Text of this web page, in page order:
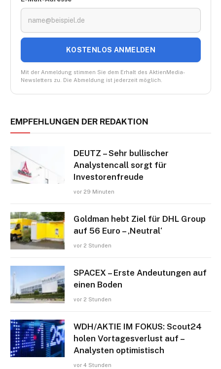
KOSTENLOS ANMELDEN
Mit der Anmeldung stimmen Sie dem Erhalt des AktienMedia-
Newsletters zu. Die Abmeldung ist jederzeit möglich.
EMPFEHLUNGEN DER REDAKTION
DEUTZ – Sehr bullischer
Analystencall sorgt für
Investorenfreude
vor 29 Minuten
Goldman hebt Ziel für DHL Group
auf 56 Euro – ‚Neutral‘
vor 2 Stunden
SPACEX – Erste Andeutungen auf
einen Boden
vor 2 Stunden
WDH/AKTIE IM FOKUS: Scout24
holen Vortagesverlust auf –
Analysten optimistisch
vor 4 Stunden